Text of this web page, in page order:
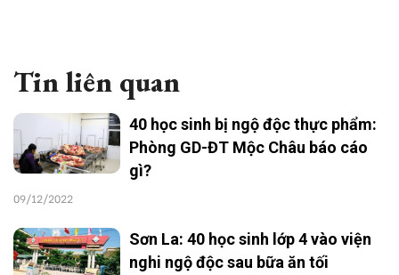
Tin liên quan
40 học sinh bị ngộ độc thực phẩm:
Phòng GD-ĐT Mộc Châu báo cáo
gì?
09/12/2022
Sơn La: 40 học sinh lớp 4 vào viện
nghi ngộ độc sau bữa ăn tối